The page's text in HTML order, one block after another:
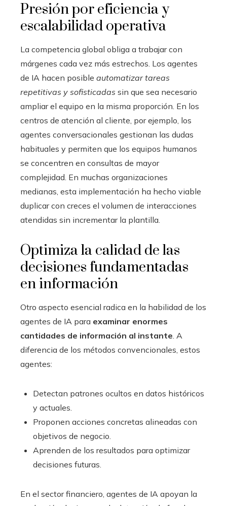
Presión por eficiencia y
escalabilidad operativa
La competencia global obliga a trabajar con
márgenes cada vez más estrechos. Los agentes
de IA hacen posible automatizar tareas
repetitivas y sofisticadas sin que sea necesario
ampliar el equipo en la misma proporción. En los
centros de atención al cliente, por ejemplo, los
agentes conversacionales gestionan las dudas
habituales y permiten que los equipos humanos
se concentren en consultas de mayor
complejidad. En muchas organizaciones
medianas, esta implementación ha hecho viable
duplicar con creces el volumen de interacciones
atendidas sin incrementar la plantilla.
Optimiza la calidad de las
decisiones fundamentadas
en información
Otro aspecto esencial radica en la habilidad de los
agentes de IA para examinar enormes
cantidades de información al instante. A
diferencia de los métodos convencionales, estos
agentes:
Detectan patrones ocultos en datos históricos
y actuales.
Proponen acciones concretas alineadas con
objetivos de negocio.
Aprenden de los resultados para optimizar
decisiones futuras.
En el sector financiero, agentes de IA apoyan la